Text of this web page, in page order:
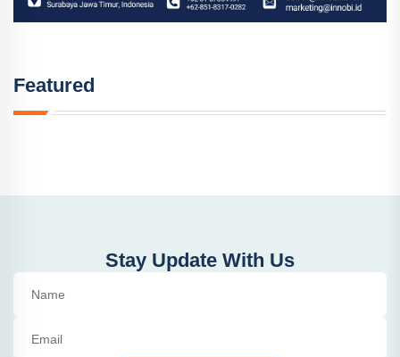
Featured
Stay Update With Us